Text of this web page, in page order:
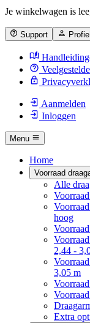
Je winkelwagen is
Support Profiel
Aanmelden
Inloggen
Menu
Home
Voorraad
Alle
hoog
2,44 -
3,05 m
Extra